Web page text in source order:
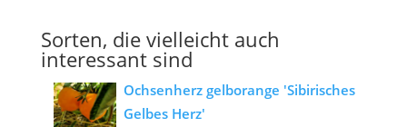
Sorten, die vielleicht auch
interessant sind
Ochsenherz gelborange 'Sibirisches
Gelbes Herz'